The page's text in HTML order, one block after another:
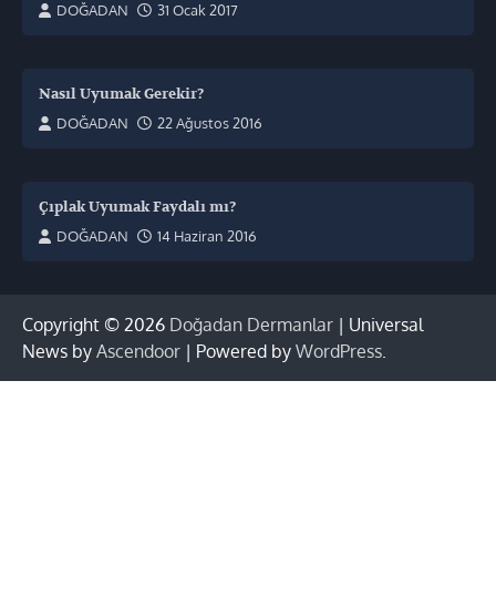
DOĞADAN
31 Ocak 2017
Nasıl Uyumak Gerekir?
DOĞADAN
22 Ağustos 2016
Çıplak Uyumak Faydalı mı?
DOĞADAN
14 Haziran 2016
Copyright © 2026 Doğadan Dermanlar | Universal
News by Ascendoor | Powered by WordPress.